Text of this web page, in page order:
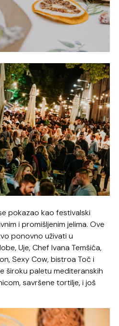
pokazao kao festivalski
i promišljenim jelima. Ove
ponovno uživati u
Uje, Chef Ivana Temšića,
Sexy Cow, bistroa Toč i
široku paletu mediteranskih
savršene tortilje, i još